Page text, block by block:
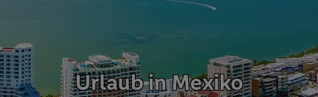
Urlaub in Mexiko